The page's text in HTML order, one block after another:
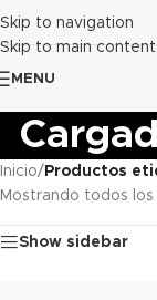
Skip to navigation
Skip to main content
MENU
Inicio/ Productos
Mostrando todos
Show sidebar